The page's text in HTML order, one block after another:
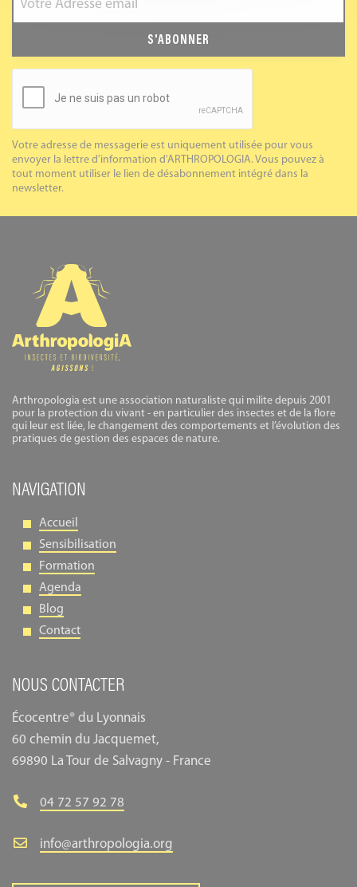
S'ABONNER
Votre adresse de messagerie est uniquement utilisée pour vous
envoyer la lettre d'information d'ARTHROPOLOGIA. Vous pouvez à
tout moment utiliser le lien de désabonnement intégré dans la
newsletter.
Arthropologia est une association naturaliste qui milite depuis 2001
pour la protection du vivant - en particulier des insectes et de la flore
qui leur est liée, le changement des comportements et l’évolution des
pratiques de gestion des espaces de nature.
NAVIGATION
Accueil
Sensibilisation
Formation
Agenda
Blog
Contact
NOUS CONTACTER
Écocentre® du Lyonnais
60 chemin du Jacquemet,
69890 La Tour de Salvagny - France
04 72 57 92 78
info@arthropologia.org